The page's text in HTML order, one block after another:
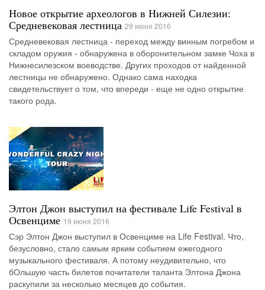
Новое открытие археологов в Нижней Силезии:
Средневековая лестница 29 июня 2016
Средневековая лестница - переход между винным погребом и
складом оружия - обнаружена в оборонительном замке Чоха в
Нижнесилезском воеводстве. Других проходов от найденной
лестницы не обнаружено. Однако сама находка
свидетельствует о том, что впереди - еще не одно открытие
такого рода.
Элтон Джон выступил на фестивале Life Festival в
Освенциме 19 июня 2016
Сэр Элтон Джон выступил в Освенциме на Life Festival. Что,
безусловно, стало самым ярким событием ежегодного
музыкального фестиваля. А потому неудивительно, что
бОльшую часть билетов почитатели таланта Элтона Джона
раскупили за несколько месяцев до события.